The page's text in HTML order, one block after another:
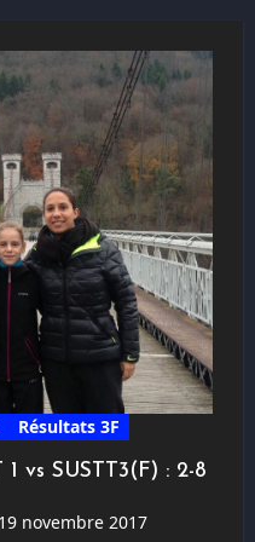
Résultats 3F
1 vs SUSTT3(F) : 2-8
19 novembre 2017